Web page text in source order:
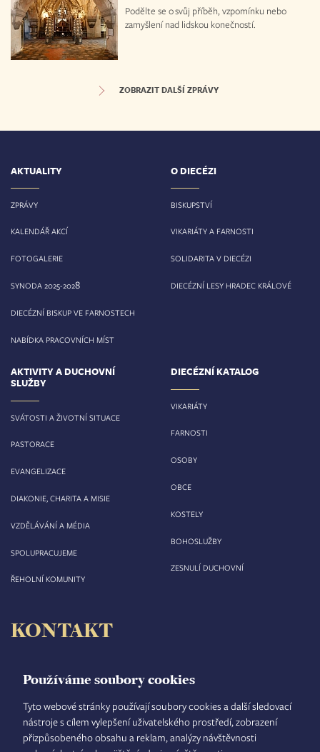
Používáme soubory cookies
Tyto webové stránky používají soubory cookies a další sledovací
nástroje s cílem vylepšení uživatelského prostředí, zobrazení
přizpůsobeného obsahu a reklam, analýzy návštěvnosti
Podělte se o svůj příběh, vzpomínku nebo
zamyšlení nad lidskou konečností.
ZOBRAZIT DALŠÍ ZPRÁVY
AKTUALITY
ZPRÁVY
KALENDÁŘ AKCÍ
FOTOGALERIE
SYNODA 2025-2028
DIECÉZNÍ BISKUP VE FARNOSTECH
NABÍDKA PRACOVNÍCH MÍST
O DIECÉZI
BISKUPSTVÍ
VIKARIÁTY A FARNOSTI
SOLIDARITA V DIECÉZI
DIECÉZNÍ LESY HRADEC KRÁLOVÉ
AKTIVITY A DUCHOVNÍ
SLUŽBY
SVÁTOSTI A ŽIVOTNÍ SITUACE
PASTORACE
EVANGELIZACE
DIAKONIE, CHARITA A MISIE
VZDĚLÁVÁNÍ A MÉDIA
SPOLUPRACUJEME
ŘEHOLNÍ KOMUNITY
DIECÉZNÍ KATALOG
VIKARIÁTY
FARNOSTI
OSOBY
OBCE
KOSTELY
BOHOSLUŽBY
ZESNULÍ DUCHOVNÍ
KONTAKT
Velké náměstí 35/44
500 03 Hradec Králové
tel.: +420 495 063 611
IČO: 00 44 51 34
DIČ: CZ 00 44 51 34